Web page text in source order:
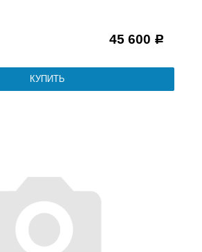
45 600 Р